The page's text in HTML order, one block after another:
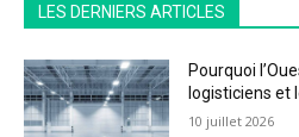
LES DERNIERS ARTICLES
Pourquoi
logisticiens et
10 juillet 2026